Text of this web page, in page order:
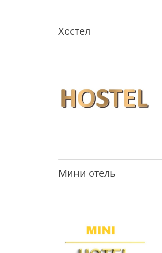
Хостел
Мини отель